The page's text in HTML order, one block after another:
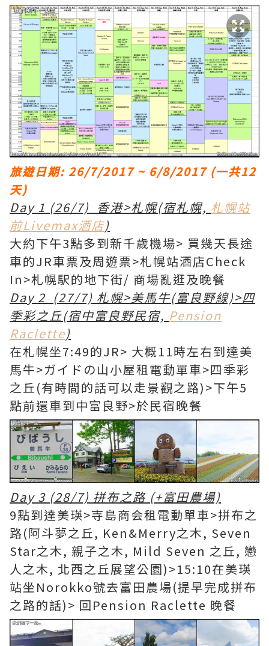
旅遊日期: 26/7/2017 ~ 6/8/2017 (一共12
天)
Day 1 (26/7) 香港>札幌(宿札幌, 札幌站
前Livemax酒店)
大約下午3點多到新千歲機場> 買幾天長途
車的JR車票及周遊票>札幌站酒店Check
In>札幌駅的地下街/ 商場亂逛及晚餐
Day 2 (27/7) 札幌>美馬牛(富良野線)>四
季彩之丘(宿中富良野民宿, Pension
Raclette)
在札幌坐7:49的JR> 大概11時左右到達美
馬牛>ガイドの山小屋租電動單車>四季彩
之丘(有時間的話可以走景觀之路)>下午5
點前還車到中富良野>於民宿晚餐
Day 3 (28/7) 拼布之路 (+富田農場)
9點到達美瑛>寺島商会租電動單車>拼布之
路(阿斗夢之丘, Ken&Merry之木, Seven
Star之木, 親子之木, Mild Seven 之丘, 戀
人之木, 北西之丘展望公園)>15:10在美瑛
站坐Norokko號去富田農場(提早完成拼布
之路的話)> 回Pension Raclette 晚餐